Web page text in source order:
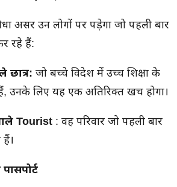
असर उन लोगों पर पड़ेगा जो पहली बार
रहे हैं:
छात्र: जो बच्चे विदेश में उच्च शिक्षा के
उनके लिए यह एक अतिरिक्त खर्च होगा।
Tourist : वह परिवार जो पहली बार
हैं।